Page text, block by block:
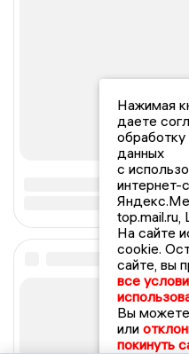
Нажимая
даете
данных
с
интернет-
top.mail.ru,
На сайте
cookie.
сайте, вы
все
Вы можете
или
покинуть